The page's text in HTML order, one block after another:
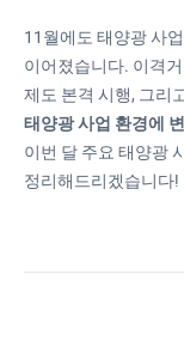
11월에도 태양광 사
이어졌습니다. 이격
제도 본격 시행, 그리
태양광 사업 환경에
이번 달 주요 태양광
정리해드리겠습니다!